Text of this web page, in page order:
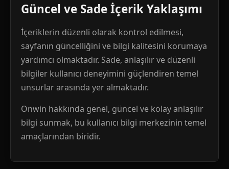
Güncel ve Sade İçerik Yaklaşımı
İçeriklerin düzenli olarak kontrol edilmesi,
sayfanın güncelliğini ve bilgi kalitesini korumaya
yardımcı olmaktadır. Sade, anlaşılır ve düzenli
bilgiler kullanıcı deneyimini güçlendiren temel
unsurlar arasında yer almaktadır.
Onwin hakkında genel, güncel ve kolay anlaşılır
bilgi sunmak, bu kullanıcı bilgi merkezinin temel
amaçlarından biridir.